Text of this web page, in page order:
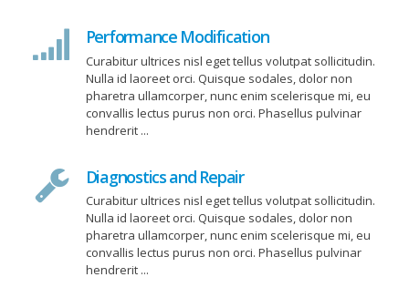
Performance Modification
Curabitur ultrices nisl eget tellus volutpat sollicitudin.
Nulla id laoreet orci. Quisque sodales, dolor non
pharetra ullamcorper, nunc enim scelerisque mi, eu
convallis lectus purus non orci. Phasellus pulvinar
hendrerit ...
Diagnostics and Repair
Curabitur ultrices nisl eget tellus volutpat sollicitudin.
Nulla id laoreet orci. Quisque sodales, dolor non
pharetra ullamcorper, nunc enim scelerisque mi, eu
convallis lectus purus non orci. Phasellus pulvinar
hendrerit ...